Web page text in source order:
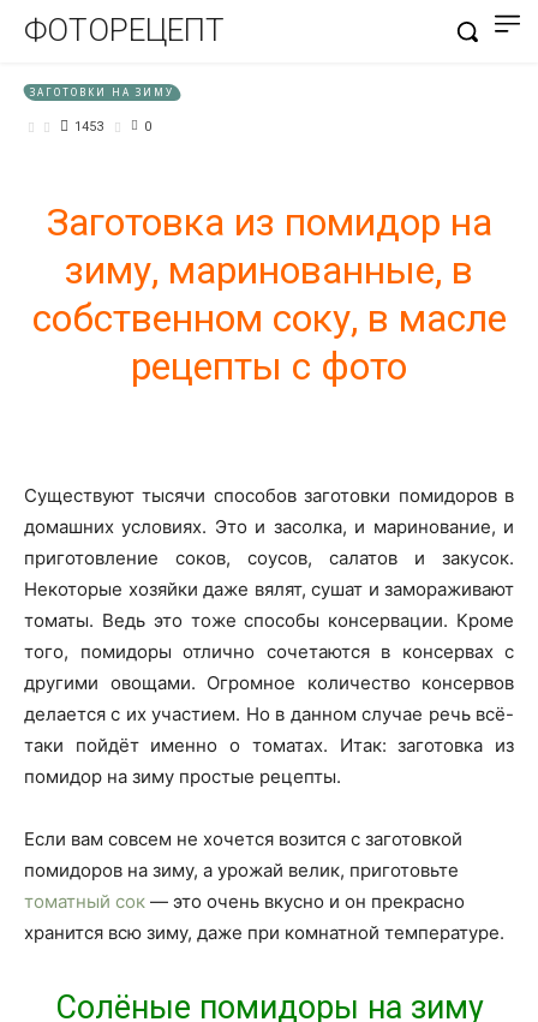
ФОТОРЕЦЕПТ
ЗАГОТОВКИ НА ЗИМУ
1453 0
Заготовка из помидор на
зиму, маринованные, в
собственном соку, в масле
рецепты с фото
Существуют тысячи способов заготовки помидоров в
домашних условиях. Это и засолка, и маринование, и
приготовление соков, соусов, салатов и закусок.
Некоторые хозяйки даже вялят, сушат и замораживают
томаты. Ведь это тоже способы консервации. Кроме
того, помидоры отлично сочетаются в консервах с
другими овощами. Огромное количество консервов
делается с их участием. Но в данном случае речь всё-
таки пойдёт именно о томатах. Итак: заготовка из
помидор на зиму простые рецепты.
Если вам совсем не хочется возится с заготовкой
помидоров на зиму, а урожай велик, приготовьте
томатный сок — это очень вкусно и он прекрасно
хранится всю зиму, даже при комнатной температуре.
Солёные помидоры на зиму